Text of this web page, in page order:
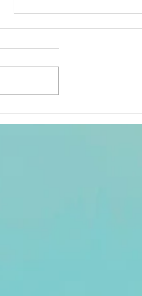
Foi,
prophétisme et